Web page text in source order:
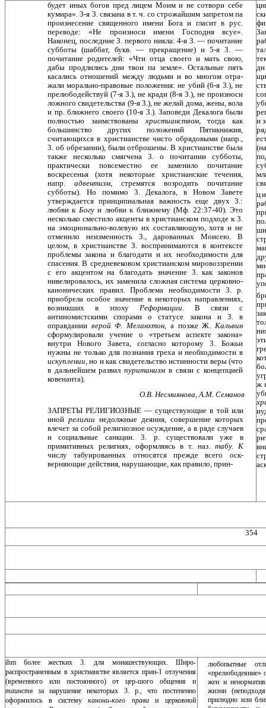
будет иных богов пред лицем Моим и не сотвори себе
кумира». 3-я 3. связана в т. ч. со строжайшим запретом па
произнесение священного имени Бога и гласит в рус.
переводе: «Не произноси имени Господня всуе».
Наконец, последние 3. первого никла: 4-я 3. — почита­ние
субботы (шаббат, букв. — прекращение) и 5-я 3. —
почитание родителей: «Чти отца своего и мать свою,
дабы продлились дни твои па земле». Остальные пять
касались отношений между людьми и во многом отра­
жали морально-правовые положения: не убий (6-я 3.), не
прелюбодействуй (7-я 3.), не кради (8-я 3.), не про­износи
ложного свидетельства (9-я 3.), не желай дома, жены, вола
и пр. ближнего своего (10-я 3.). Заповеди Декалога были
полностью заимствованы христиан­ством,тогда как
большинство других положений Пя­тикнижия,
считающихся в христианстве чисто обря­довыми (напр.,
3. об обрезании), были отброшены. В христианстве была
также несколько смягчена 3. о почитании субботы,
практически повсеместно ее заме­нило почитание
воскресенья (хотя некоторые христи­анские течения,
напр.адвентизм,стремятся возродить почитание
субботы). Но помимо 3. Декалога, в Новом Завете
утверждается принципиальная важность еще двух 3.:
любви к Богуи любви к ближнему (Мф. 22:37-40). Это
несколько сместило акценты в христианском подходе к 3.
на эмоционально-волевую их составляю­щую, хотя и не
отменило неизменность 3., дарованных Моисею. В
целом, в христианстве 3. воспринимаются в контексте
проблемы закона и благодати и их необхо­димости для
спасения. В средневековом христианском мировоззрении
с его акцентом на благодать значение 3. как законов
нивелировалось, их заменила сложная система церковно-
канонических правил. Проблема необходимости 3. р.
приобрела особое значение в неко­торых направлениях,
возникших в эпохуРеформации.В связи с
антиномистскими спорами о статусе закона и 3. в
оправдании верой Ф. Меланхтон, а позже Ж.Каль­вин
сформулировали учение о «третьем аспекте зако­на»
внутри Нового Завета, согласно которому 3. Божьи
нужны не только для познания греха и необходимости в
искуплении,но и как свидетельство истинности веры (что
в дальнейшем развилпуританизм в связи с кон­цепцией
ковенанта).
О.В. Несмиянова, A.M. Семанов
ЗАПРЕТЫ РЕЛИГИОЗНЫЕ — существующие в той или
иной религии недолжные деяния, совершение ко­торых
влечет за собой религиозное осуждение, а в ряде случаев
и социальные санкции. 3. р. существовали уже в
примитивных религиях, оформляясь в т. наз. табу. К
числу табуированных относятся прежде всего оск­
верняющие действия, нарушающие, как правило, прин-
и
ц
ж
354
ihm более жестких 3. для монашествующих. Широ-
распространенным в христианстве является прин-1 отлучения
(временного или постоянного) от цер-шого общения и
таинствза нарушение некоторых 3. р., что постепенно
оформилось в системуканони-кого праваи церковной
любопытные
«прелюбодеяние»
жен и
жизни
прилюдно или